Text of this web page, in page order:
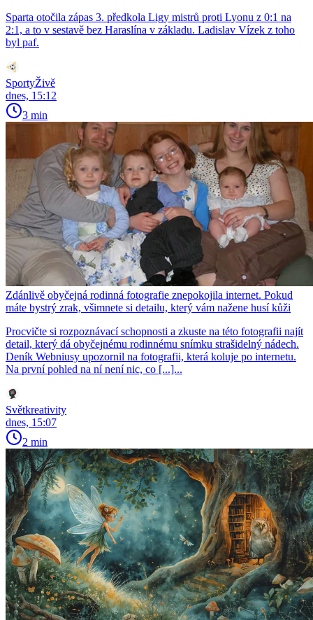
Sparta otočila zápas 3. předkola Ligy mistrů proti Lyonu z 0:1 na
2:1, a to v sestavě bez Haraslína v základu. Ladislav Vízek z toho
byl paf.
SportyŽivě
dnes, 15:12
3 min
Zdánlivě obyčejná rodinná fotografie znepokojila internet. Pokud
máte bystrý zrak, všimnete si detailu, který vám nažene husí kůži
Procvičte si rozpoznávací schopnosti a zkuste na této fotografii najít
detail, který dá obyčejnému rodinnému snímku strašidelný nádech.
Deník Webniusy upozornil na fotografii, která koluje po internetu.
Na první pohled na ní není nic, co [...]...
Světkreativity
dnes, 15:07
2 min